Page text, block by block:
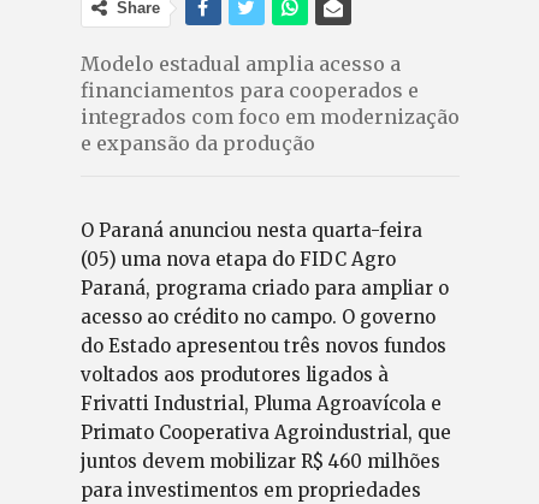
Share
Modelo estadual amplia acesso a
financiamentos para cooperados e
integrados com foco em modernização
e expansão da produção
O Paraná anunciou nesta quarta-feira
(05) uma nova etapa do FIDC Agro
Paraná, programa criado para ampliar o
acesso ao crédito no campo. O governo
do Estado apresentou três novos fundos
voltados aos produtores ligados à
Frivatti Industrial, Pluma Agroavícola e
Primato Cooperativa Agroindustrial, que
juntos devem mobilizar R$ 460 milhões
para investimentos em propriedades